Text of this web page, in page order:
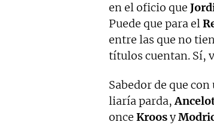
en el oficio que
Puede que para el
entre las que no
títulos cuentan. Sí,
Sabedor de que
liaría parda,
once Kroosy